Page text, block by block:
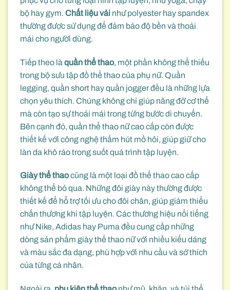
bộ hay gym. Chất liệu vải như polyester hay spandex
thường được sử dụng để đảm bảo độ bền và thoải
mái cho người dùng.
Tiếp theo là quần thể thao, một phần không thể thiếu
trong bộ sưu tập đồ thể thao của phụ nữ. Quần
legging, quần short hay quần jogger đều là những lựa
chọn yêu thích. Chúng không chỉ giúp nâng đỡ cơ thể
mà còn tạo sự thoải mái trong từng bước di chuyển.
Bên cạnh đó, quần thể thao nữ cao cấp còn được
thiết kế với công nghệ thấm hút mồ hôi, giúp giữ cho
làn da khô ráo trong suốt quá trình tập luyện.
Giày thể thaocũng là một loại đồ thể thao cao cấp
không thể bỏ qua. Những đôi giày này thường được
thiết kế để hỗ trợ tối ưu cho đôi chân, giúp giảm thiểu
chấn thương khi tập luyện. Các thương hiệu nổi tiếng
như Nike, Adidas hay Puma đều cung cấp những
dòng sản phẩm giày thể thao nữ với nhiều kiểu dáng
và màu sắc đa dạng, phù hợp với nhu cầu và sở thích
của từng cá nhân.